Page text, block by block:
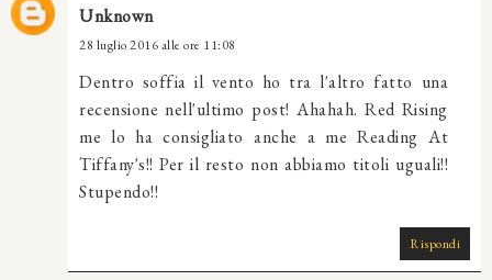
Unknown
28 luglio 2016 alle ore 11:08
Dentro soffia il vento ho tra l'altro fatto una
recensione nell'ultimo post! Ahahah. Red Rising
me lo ha consigliato anche a me Reading At
Tiffany's!! Per il resto non abbiamo titoli uguali!!
Stupendo!!
Rispondi